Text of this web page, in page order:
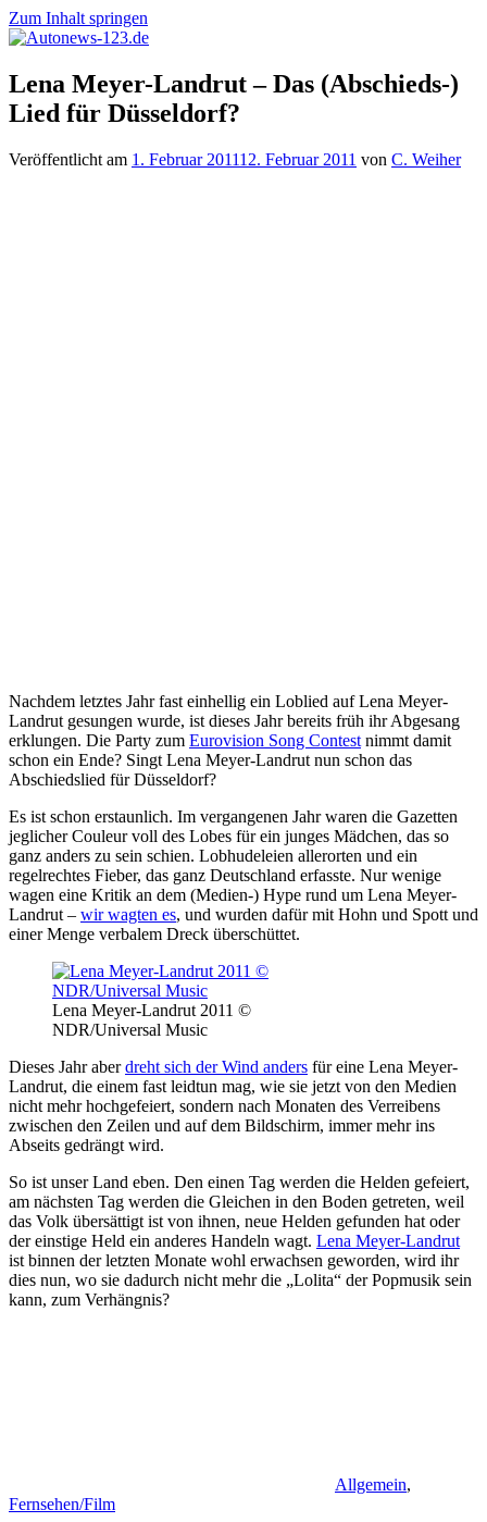
Zum Inhalt springen
Autonews-
123.de
Autonews
mit
Charme
Lena Meyer-Landrut – Das (Abschieds-)
Lied für Düsseldorf?
Veröffentlicht am 1. Februar 201112. Februar 2011 von C. Weiher
Nachdem letztes Jahr fast einhellig ein Loblied auf Lena Meyer-
Landrut gesungen wurde, ist dieses Jahr bereits früh ihr Abgesang
erklungen. Die Party zum Eurovision Song Contest nimmt damit
schon ein Ende? Singt Lena Meyer-Landrut nun schon das
Abschiedslied für Düsseldorf?
Es ist schon erstaunlich. Im vergangenen Jahr waren die Gazetten
jeglicher Couleur voll des Lobes für ein junges Mädchen, das so
ganz anders zu sein schien. Lobhudeleien allerorten und ein
regelrechtes Fieber, das ganz Deutschland erfasste. Nur wenige
wagen eine Kritik an dem (Medien-) Hype rund um Lena Meyer-
Landrut – wir wagten es, und wurden dafür mit Hohn und Spott und
einer Menge verbalem Dreck überschüttet.
Lena Meyer-Landrut 2011 ©
NDR/Universal Music
Dieses Jahr aberdreht sich der Wind anders für eine Lena Meyer-
Landrut, die einem fast leidtun mag, wie sie jetzt von den Medien
nicht mehr hochgefeiert, sondern nach Monaten des Verreibens
zwischen den Zeilen und auf dem Bildschirm, immer mehr ins
Abseits gedrängt wird.
So ist unser Land eben. Den einen Tag werden die Helden gefeiert,
am nächsten Tag werden die Gleichen in den Boden getreten, weil
das Volk übersättigt ist von ihnen, neue Helden gefunden hat oder
der einstige Held ein anderes Handeln wagt. Lena Meyer-Landrut
ist binnen der letzten Monate wohl erwachsen geworden, wird ihr
dies nun, wo sie dadurch nicht mehr die „Lolita“ der Popmusik sein
kann, zum Verhängnis?
Allgemein,
Fernsehen/Film